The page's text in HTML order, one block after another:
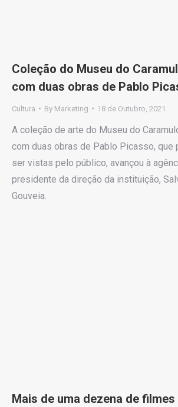
Coleção do Museu do
com duas obras de Pablo
Cultura By Marketing 18 de Outubro, 2021
A coleção de arte do Museu do
com duas obras de Pablo Picasso, que
ser vistas pelo público, avançou à
presidente da direção da instituição,
Gouveia.
Mais de uma dezena de